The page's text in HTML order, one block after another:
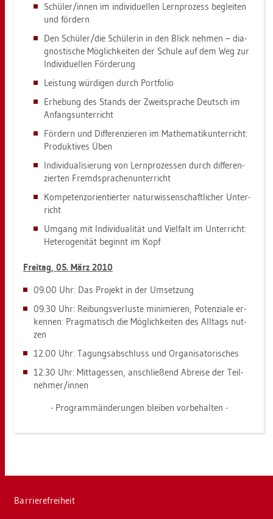
Schü­ler/innen im in­di­vi­du­el­len Lern­pro­zess be­glei­ten
und för­dern
Den Schü­ler/die Schü­le­rin in den Blick neh­men – dia­
gnos­ti­sche Mög­lich­kei­ten der Schu­le auf dem Weg zur
In­di­vi­du­el­len För­de­rung
Leis­tung wür­di­gen durch Port­fo­lio
Er­he­bung des Stands der Zweit­spra­che Deutsch im
An­fangs­un­ter­richt
För­dern und Dif­fe­ren­zie­ren im Ma­the­ma­tik­un­ter­richt:
Pro­duk­ti­ves Üben
In­di­vi­dua­li­sie­rung von Lern­pro­zes­sen durch dif­fe­ren­
zier­ten Fremd­spra­chen­un­ter­richt
Kom­pe­tenz­ori­en­tier­ter na­tur­wis­sen­schaft­li­cher Un­ter­
richt
Um­gang mit In­di­vi­dua­li­tät und Viel­falt im Un­ter­richt:
He­te­ro­ge­ni­tät be­ginnt im Kopf
Frei­tag, 05. März 2010
09.00 Uhr: Das Pro­jekt in der Um­set­zung
09.30 Uhr: Rei­bungs­ver­lus­te mi­ni­mie­ren, Po­ten­zia­le er­
ken­nen: Prag­ma­tisch die Mög­lich­kei­ten des All­tags nut­
zen
12.00 Uhr: Ta­gungs­ab­schluss und Or­ga­ni­sa­to­ri­sches
12.30 Uhr: Mit­tag­es­sen, an­schlie­ßend Ab­rei­se der Teil­
neh­mer/innen
- Pro­gramm­än­de­run­gen blei­ben vor­be­hal­ten -
Bar­rie­re­frei­heit